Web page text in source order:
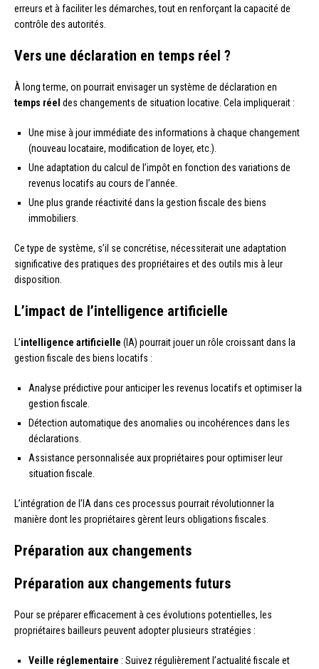
erreurs et à faciliter les démarches, tout en renforçant la capacité de
contrôle des autorités.
Vers une déclaration en temps réel ?
À long terme, on pourrait envisager un système de déclaration en
temps réel des changements de situation locative. Cela impliquerait :
Une mise à jour immédiate des informations à chaque changement
(nouveau locataire, modification de loyer, etc.).
Une adaptation du calcul de l’impôt en fonction des variations de
revenus locatifs au cours de l’année.
Une plus grande réactivité dans la gestion fiscale des biens
immobiliers.
Ce type de système, s’il se concrétise, nécessiterait une adaptation
significative des pratiques des propriétaires et des outils mis à leur
disposition.
L’impact de l’intelligence artificielle
L’intelligence artificielle (IA) pourrait jouer un rôle croissant dans la
gestion fiscale des biens locatifs :
Analyse prédictive pour anticiper les revenus locatifs et optimiser la
gestion fiscale.
Détection automatique des anomalies ou incohérences dans les
déclarations.
Assistance personnalisée aux propriétaires pour optimiser leur
situation fiscale.
L’intégration de l’IA dans ces processus pourrait révolutionner la
manière dont les propriétaires gèrent leurs obligations fiscales.
Préparation aux changements
Préparation aux changements futurs
Pour se préparer efficacement à ces évolutions potentielles, les
propriétaires bailleurs peuvent adopter plusieurs stratégies :
Veille réglementaire : Suivez régulièrement l’actualité fiscale et